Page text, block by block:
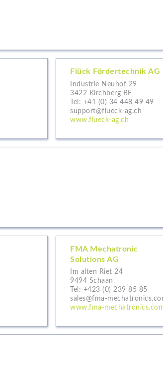
Flück Fördertechnik AG
Industrie Neuhof 29
3422 Kirchberg BE
Tel: +41 (0) 34 448 49 49
support@flueck-ag.ch
www.flueck-ag.ch
FMA Mechatronic
Solutions AG
Im alten Riet 24
9494 Schaan
Tel: +423 (0) 239 85 85
sales@fma-
www.fma-